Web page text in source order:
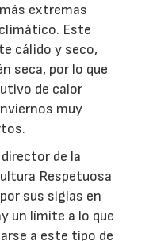
extremas
Este
cálido y seco,
seca, por lo que
de calor
muy
de la
Respetuosa
sus siglas en
un límite a lo que
a este tipo de